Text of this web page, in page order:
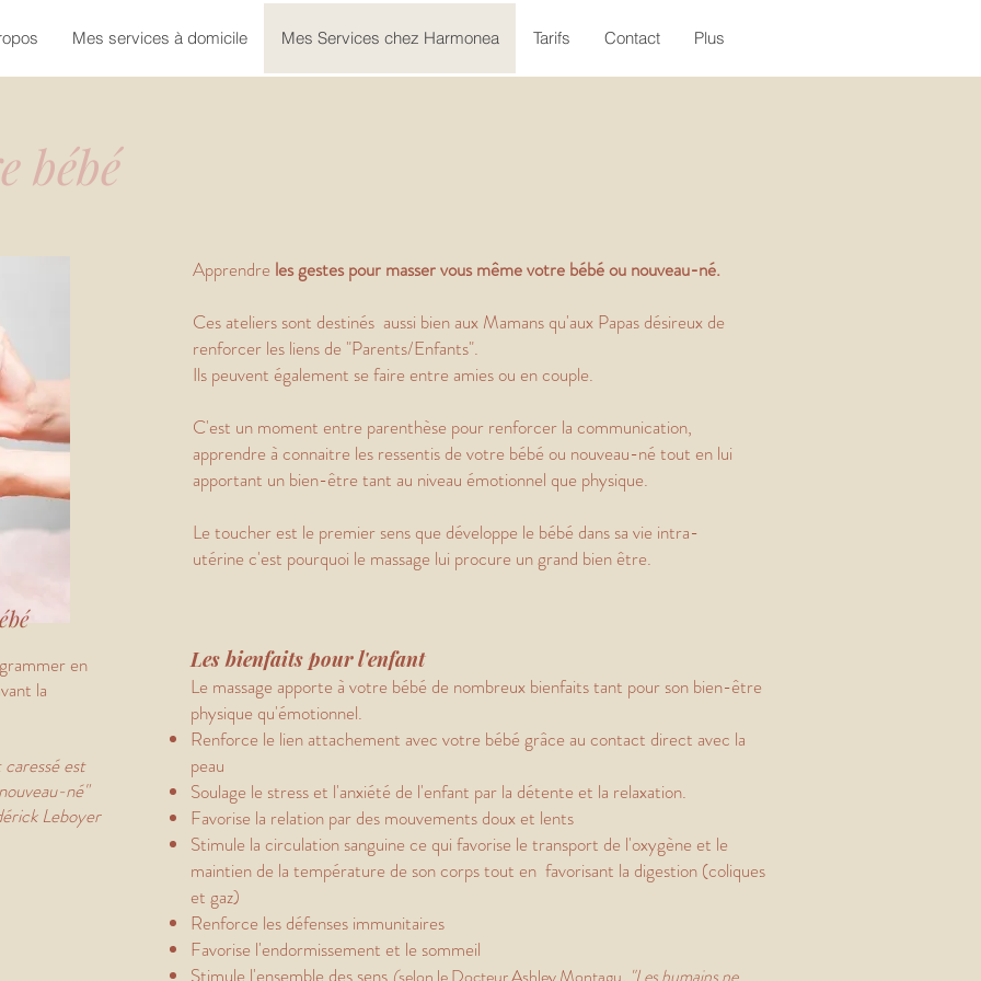
Mes services à domicile Mes Services chez Harmonea Tarifs Contact Plus
bébé
en
la
est
né"
Apprendre les gestes pour masser vous même votre bébé ou nouveau-né.
Ces ateliers sont destinés aussi bien aux Mamans qu'aux Papas désireux de
renforcer les liens de "Parents/Enfants".
Ils peuvent également se faire entre amies ou en couple.
C'est un moment entre parenthèse pour renforcer la communication,
apprendre à connaitre les ressentis de votre bébé ou nouveau-né tout en lui
apportant un bien-être tant au niveau émotionnel que physique.
Le toucher est le premier sens que développe le bébé dans sa vie intra-
utérine c'est pourquoi le massage lui procure un grand bien être.
Les bienfaits pour l'enfant
Le massage apporte à votre bébé de nombreux bienfaits tant pour son bien-être
physique qu'émotionnel.
Renforce le lien attachement avec votre bébé grâce au contact direct avec la
peau
Soulage le stress et l'anxiété de l'enfant par la détente et la relaxation.
Favorise la relation par des mouvements doux et lents
Stimule la circulation sanguine ce qui favorise le transport de l'oxygène et le
maintien de la température de son corps tout en favorisant la digestion (coliques
et gaz)
Renforce les défenses immunitaires
Favorise l'endormissement et le sommeil
Stimule l'ensemble des sens